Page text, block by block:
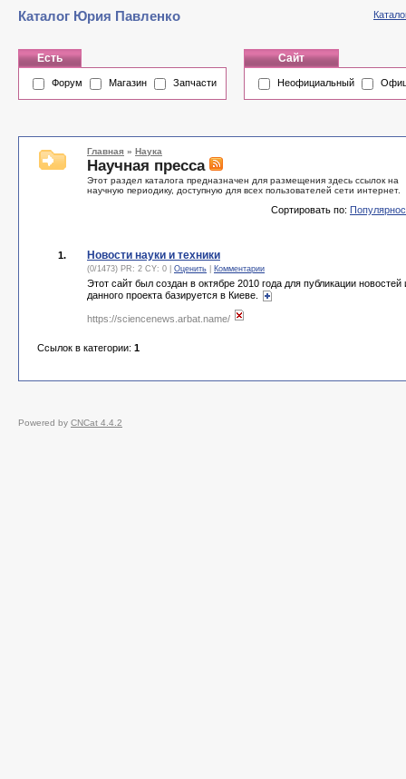
Каталог Юрия Павленко
Есть
Форум Магазин Запчасти
Сайт
Неофициальный
Главная » Наука
Научная пресса
Этот раздел каталога предназначен для размещения здесь ссылок на
научную периодику, доступную для всех пользователей сети интернет.
Сортировать по:
1. Новости науки и техники
(0/1473) PR: 2 CY: 0 | Оценить Комментарии
Этот сайт был создан в октябре 2010 года для публикации
данного проекта базируется в Киеве.
https://sciencenews.arbat.name/
Ссылок в категории: 1
Powered by CNCat 4.4.2